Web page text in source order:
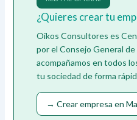
¿Quieres crear tu
Oikos Consultores es
por el Consejo General
acompañamos en todos
tu sociedad de forma
→ Crear empresa en